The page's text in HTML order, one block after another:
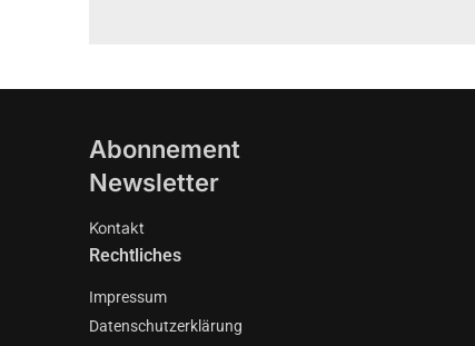
Abonnement
Newsletter
Kontakt
Rechtliches
Impressum
Datenschutzerklärung